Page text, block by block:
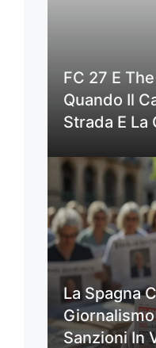
FC 27 E
Quando Il
Strada E La
La Spagna
Sanzioni In